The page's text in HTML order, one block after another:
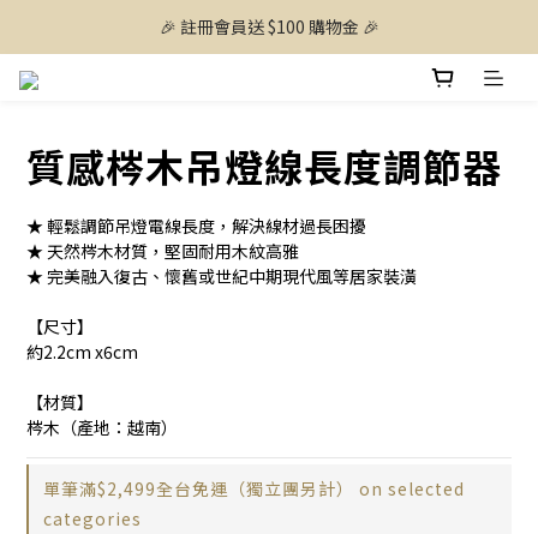
🎉 註冊會員送 $100 購物金 🎉
質感梣木吊燈線長度調節器
★ 輕鬆調節吊燈電線長度，解決線材過長困擾
★ 天然梣木材質，堅固耐用木紋高雅
★ 完美融入復古、懷舊或世紀中期現代風等居家裝潢
【尺寸】
約2.2cm x6cm
【材質】
梣木（產地：越南）
單筆滿$2,499全台免運（獨立團另計） on selected
categories